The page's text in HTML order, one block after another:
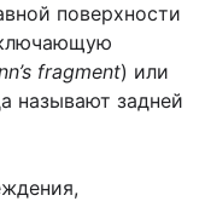
поверхности
fragment) или
называют задней